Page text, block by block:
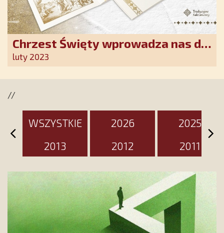
Chrzest Święty wprowadza nas do
wspólnoty Kościoła. Nasz pakiet
luty 2023
//
WSZYSTKIE 2026
2025
2013
2012 2011